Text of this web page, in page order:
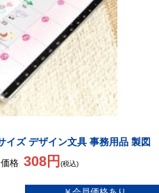
イズ デザイン文具 事務用品 製図
格 308円 (税込)